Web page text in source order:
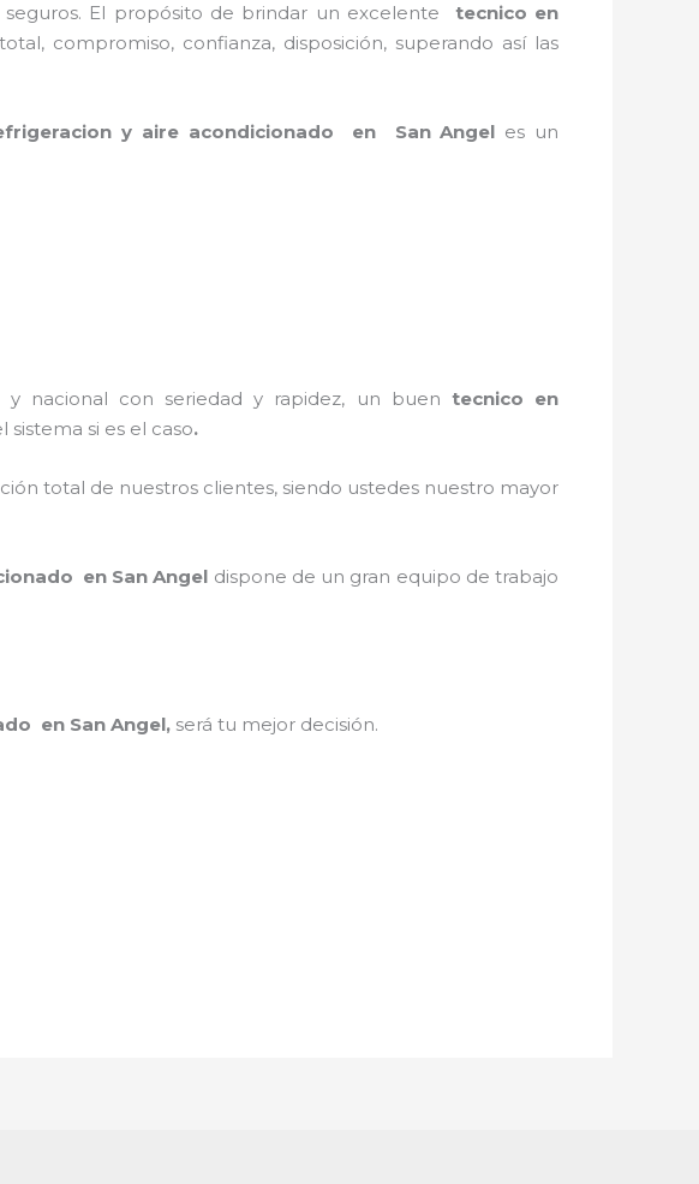
El propósito de brindar un excelente tecnico en
compromiso, confianza, disposición, superando así las
y aire acondicionado en San Angel es un
y nacional con seriedad y rapidez, un buen tecnico en
si es el caso.
total de nuestros clientes, siendo ustedes nuestro mayor
en San Angel dispone de un gran equipo de trabajo
en San Angel, será tu mejor decisión.